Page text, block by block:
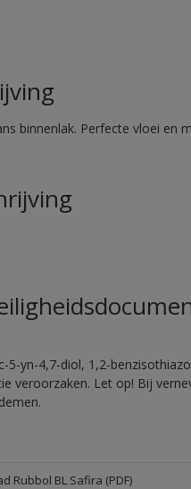
binnenlak. Perfecte vloei en
5-yn-4,7-diol, 1,2-
veroorzaken. Let op! Bij
Rubbol BL Safira (PDF)